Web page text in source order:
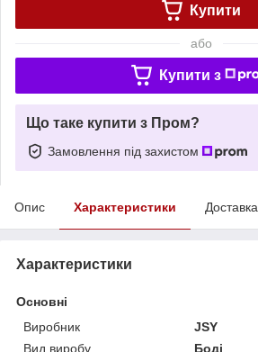
Купити
або
Купити з
Що таке купити з Пром?
Замовлення під захистом
Опис Характеристики Доставка
Характеристики
Основні
Виробник
JSY
Вид виробу
Боді